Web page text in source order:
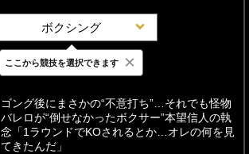
ボクシング
最新 24時間 週間
ゴング後にまさかの“不意打ち”…それでも怪物
バレロが“倒せなかったボクサー”本望信人の執
念「1ラウンドでKOされるとか…オレの何を見
てきたんだ」
ここから競技を選択できます ×